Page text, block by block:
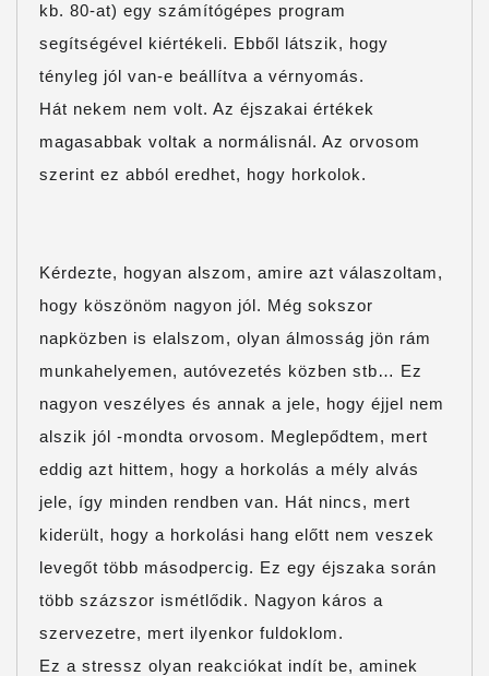
kb. 80-at) egy számítógépes program
segítségével kiértékeli. Ebből látszik, hogy
tényleg jól van-e beállítva a vérnyomás.
Hát nekem nem volt. Az éjszakai értékek
magasabbak voltak a normálisnál. Az orvosom
szerint ez abból eredhet, hogy horkolok.
Kérdezte, hogyan alszom, amire azt válaszoltam,
hogy köszönöm nagyon jól. Még sokszor
napközben is elalszom, olyan álmosság jön rám
munkahelyemen, autóvezetés közben stb… Ez
nagyon veszélyes és annak a jele, hogy éjjel nem
alszik jól -mondta orvosom. Meglepődtem, mert
eddig azt hittem, hogy a horkolás a mély alvás
jele, így minden rendben van. Hát nincs, mert
kiderült, hogy a horkolási hang előtt nem veszek
levegőt több másodpercig. Ez egy éjszaka során
több százszor ismétlődik. Nagyon káros a
szervezetre, mert ilyenkor fuldoklom.
Ez a stressz olyan reakciókat indít be, aminek